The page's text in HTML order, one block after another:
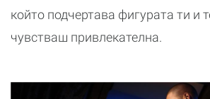
който подчертава фигурата ти и
чувстваш привлекателна.